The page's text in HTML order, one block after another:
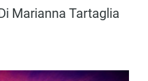
Marianna Tartaglia